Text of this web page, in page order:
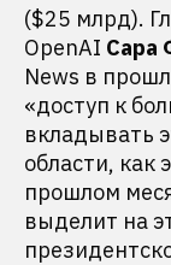
($25 млрд).
OpenAI Сара
News в
«доступ к
вкладывать
области, как
прошлом
выделит на